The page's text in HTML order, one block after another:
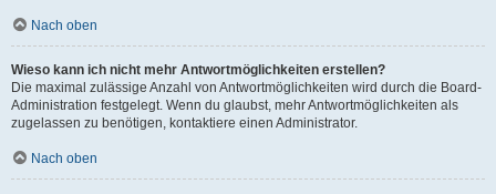
Nach oben
Wieso kann ich nicht mehr Antwortmöglichkeiten erstellen?
Die maximal zulässige Anzahl von Antwortmöglichkeiten wird durch die Board-
Administration festgelegt. Wenn du glaubst, mehr Antwortmöglichkeiten als
zugelassen zu benötigen, kontaktiere einen Administrator.
Nach oben